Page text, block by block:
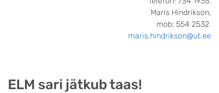
ELM sari jätkub taas!
Maris Hindrikson,
mob: 554 2532
maris.hindrikson@ut.ee